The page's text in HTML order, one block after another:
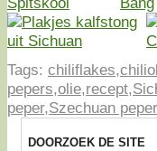
Tags: chiliflakes,
pepers,olie,recept,
peper,Szechuan peper
DOORZOEK DE SITE